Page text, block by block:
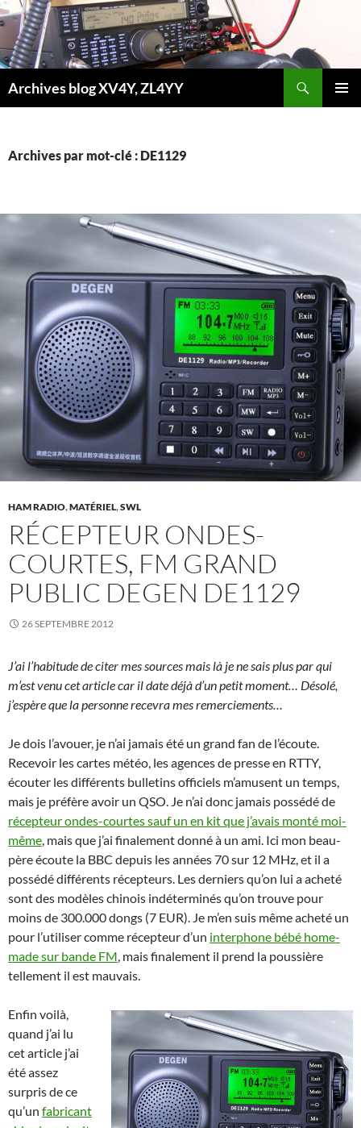
Aller
au
contenu
Archives blog XV4Y, ZL4YY
Archives par mot-clé : DE1129
HAM RADIO,MATÉRIEL,SWL
RÉCEPTEUR ONDES-
COURTES, FM GRAND
PUBLIC DEGEN DE1129
26 SEPTEMBRE 2012
J’ai l’habitude de citer mes sources mais là je ne sais plus par qui
m’est venu cet article car il date déjà d’un petit moment… Désolé,
j’espère que la personne recevra mes remerciements…
Je dois l’avouer, je n’ai jamais été un grand fan de l’écoute.
Recevoir les cartes météo, les agences de presse en RTTY,
écouter les différents bulletins officiels m’amusent un temps,
mais je préfère avoir un QSO. Je n’ai donc jamais possédé de
récepteur ondes-courtes sauf un en kit que j’avais monté moi-
même, mais que j’ai finalement donné à un ami. Ici mon beau-
père écoute la BBC depuis les années 70 sur 12 MHz, et il a
possédé différents récepteurs. Les derniers qu’on lui a acheté
sont des modèles chinois indéterminés qu’on trouve pour
moins de 300.000 dongs (7 EUR). Je m’en suis même acheté un
pour l’utiliser comme récepteur d’un interphone bébé home-
made sur bande FM, mais finalement il prend la poussière
tellement il est mauvais.
Enfin voilà,
quand j’ai lu
cet article j’ai
été assez
surpris de ce
qu’un fabricant